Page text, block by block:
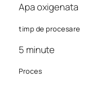
Apa oxigenata
timp de procesare
5 minute
Proces